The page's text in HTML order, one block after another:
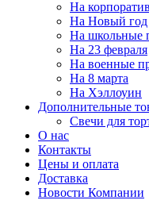
На корпоратив
На Новый год
На школьные
На 23 февраля
На военные
На 8 марта
На Хэллоуин
Дополнительные
Свечи для
О нас
Контакты
Цены и оплата
Доставка
Новости Компании